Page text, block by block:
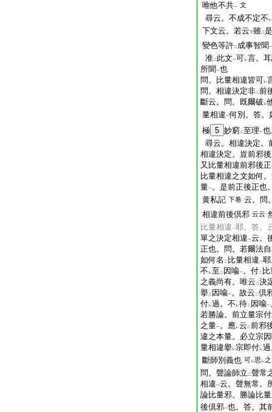
唯他不共一 文
尋云。不成不定不 レ
下文云。若云下雖二
變色等許二 成事智聞一
准二 此文一可レ言。
所聞一也
問。比量相違皆可レ
問。相違決定非二前
斷云。問。既爾破 レ
量相違一何別。答。
極 5 妙窮二至理一
尋云。相違決定。
相違決定。豈前邪
又比量相違前邪後
比量相違之文如何
量一。是前正後正也
黄私記 下卷 云。問
相違前後倶邪 云云
比量相違一耶。答。
單之決定相違一云。
正也。問。若爾法
如何名 二 比量相違一
不 レ至 二 因喩一。付二
之義尚有。唯云 二決
擧二 因喩一。故云 二倶
付レ過。不 レ待二 因喩一
若勝論。前立量宗付
之量一。應レ云 二前邪
違之本量。必立宗
量相違擧レ宗即付レ
斷師別義也 可レ思 レ之
問。聲論師立 二聲常
相違一云。聲無常。
論比量邪。勝論比
後倶邪一也。答。其